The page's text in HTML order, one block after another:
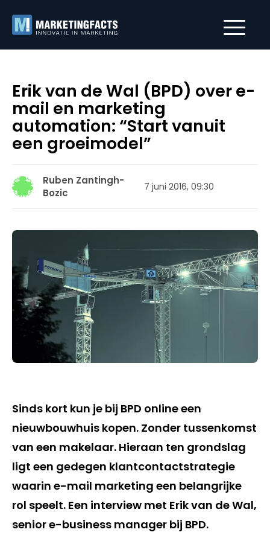
Erik van de Wal (BPD) over e-
mail en marketing
automation: “Start vanuit
een groeimodel”
Ruben Zantingh-
Bozic
7 juni 2016, 09:30
Sinds kort kun je bij BPD online een
nieuwbouwhuis kopen. Zonder tussenkomst
van een makelaar. Hieraan ten grondslag
ligt een gedegen klantcontactstrategie
waarin e-mail marketing een belangrijke
rol speelt. Een interview met Erik van de Wal,
senior e-business manager bij BPD.